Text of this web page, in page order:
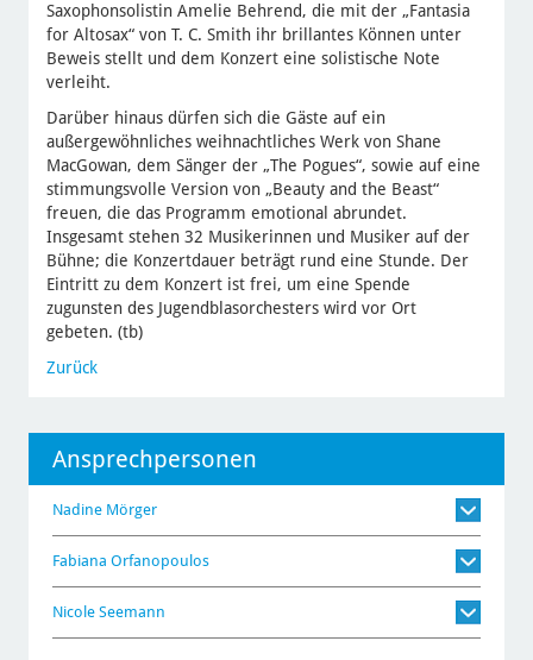
Saxophonsolistin Amelie Behrend, die mit der „Fantasia
for Altosax“ von T. C. Smith ihr brillantes Können unter
Beweis stellt und dem Konzert eine solistische Note
verleiht.
Darüber hinaus dürfen sich die Gäste auf ein
außergewöhnliches weihnachtliches Werk von Shane
MacGowan, dem Sänger der „The Pogues“, sowie auf eine
stimmungsvolle Version von „Beauty and the Beast“
freuen, die das Programm emotional abrundet.
Insgesamt stehen 32 Musikerinnen und Musiker auf der
Bühne; die Konzertdauer beträgt rund eine Stunde. Der
Eintritt zu dem Konzert ist frei, um eine Spende
zugunsten des Jugendblasorchesters wird vor Ort
gebeten. (tb)
Zurück
Ansprechpersonen
Nadine Mörger
Fabiana Orfanopoulos
Nicole Seemann